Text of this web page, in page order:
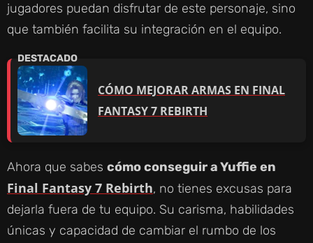
jugadores puedan disfrutar de este personaje, sino
que también facilita su integración en el equipo.
CÓMO MEJORAR ARMAS EN FINAL
FANTASY 7 REBIRTH
Ahora que sabes cómo conseguir a Yuffie en
Final Fantasy 7 Rebirth, no tienes excusas para
dejarla fuera de tu equipo. Su carisma, habilidades
únicas y capacidad de cambiar el rumbo de los